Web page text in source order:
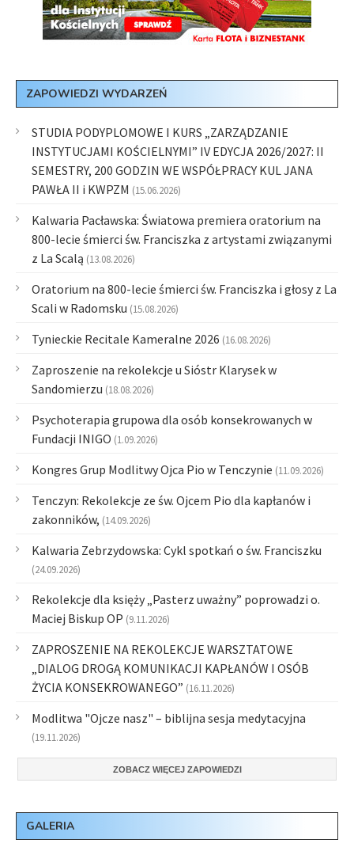
ZAPOWIEDZI WYDARZEŃ
STUDIA PODYPLOMOWE I KURS „ZARZĄDZANIE
INSTYTUCJAMI KOŚCIELNYMI” IV EDYCJA 2026/2027: II
SEMESTRY, 200 GODZIN WE WSPÓŁPRACY KUL JANA
PAWŁA II i KWPZM (15.06.2026)
Kalwaria Pacławska: Światowa premiera oratorium na
800-lecie śmierci św. Franciszka z artystami związanymi
z La Scalą (13.08.2026)
Oratorium na 800-lecie śmierci św. Franciszka i głosy z La
Scali w Radomsku (15.08.2026)
Tynieckie Recitale Kameralne 2026 (16.08.2026)
Zaproszenie na rekolekcje u Sióstr Klarysek w
Sandomierzu (18.08.2026)
Psychoterapia grupowa dla osób konsekrowanych w
Fundacji INIGO (1.09.2026)
Kongres Grup Modlitwy Ojca Pio w Tenczynie (11.09.2026)
Tenczyn: Rekolekcje ze św. Ojcem Pio dla kapłanów i
zakonników, (14.09.2026)
Kalwaria Zebrzydowska: Cykl spotkań o św. Franciszku
(24.09.2026)
Rekolekcje dla księży „Pasterz uważny” poprowadzi o.
Maciej Biskup OP (9.11.2026)
ZAPROSZENIE NA REKOLEKCJE WARSZTATOWE
„DIALOG DROGĄ KOMUNIKACJI KAPŁANÓW I OSÓB
ŻYCIA KONSEKROWANEGO” (16.11.2026)
Modlitwa "Ojcze nasz" – biblijna sesja medytacyjna
(19.11.2026)
ZOBACZ WIĘCEJ ZAPOWIEDZI
GALERIA